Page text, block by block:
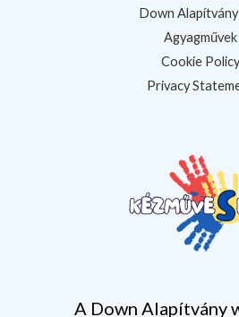
Down Alapítvány
Agyagművek
Cookie Policy
Privacy
A Down Alapítvány